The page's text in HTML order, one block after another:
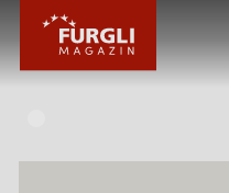
FAMILIENHOTEL
FURGLER
KINDER